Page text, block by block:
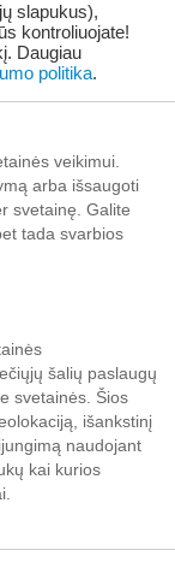
klausimą
sudaryta iš
slapukus),
kontroliuojate!
Daugiau
politika.
veikimui.
arba išsaugoti
svetainę. Galite
tada svarbios
šalių paslaugų
svetainės. Šios
išankstinį
naudojant
kai kurios